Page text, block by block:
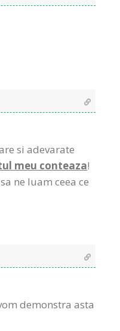
siadevarate
meu conteaza!
ne luam ceea ce
demonstra asta